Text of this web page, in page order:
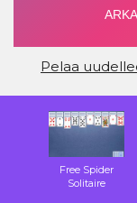
Pelaa
Free Spider
Solitaire